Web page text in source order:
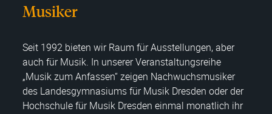
Musiker
Seit 1992 bieten wir Raum für Ausstellungen, aber
auch für Musik. In unserer Veranstaltungsreihe
„Musik zum Anfassen“ zeigen Nachwuchsmusiker
des Landesgymnasiums für Musik Dresden oder der
Hochschule für Musik Dresden einmal monatlich ihr